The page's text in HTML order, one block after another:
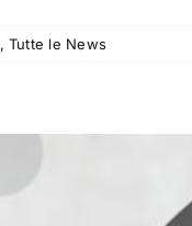
, Tutte le News